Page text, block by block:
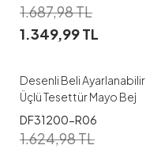
1.687,98TL
1.349,99TL
38 40 42
48 50
Desenli Beli Ayarlanabilir
Üçlü Tesettür Mayo Bej
DF31200-R06
1.624,98TL